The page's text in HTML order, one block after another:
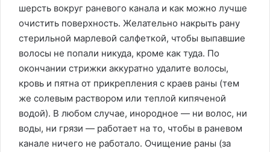
шерсть вокруг раневого канала и как можно лучше
очистить поверхность. Желательно накрыть рану
стерильной марлевой салфеткой, чтобы выпавшие
волосы не попали никуда, кроме как туда. По
окончании стрижки аккуратно удалите волосы,
кровь и пятна от прикрепления с краев раны (тем
же солевым раствором или теплой кипяченой
водой). В любом случае, инородное — ни волос, ни
воды, ни грязи — работает на то, чтобы в раневом
канале ничего не работало. Очищение раны (за